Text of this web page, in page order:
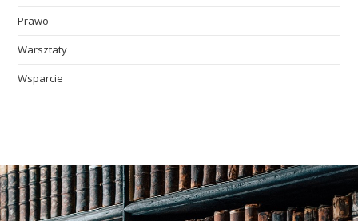
Prawo
Warsztaty
Wsparcie